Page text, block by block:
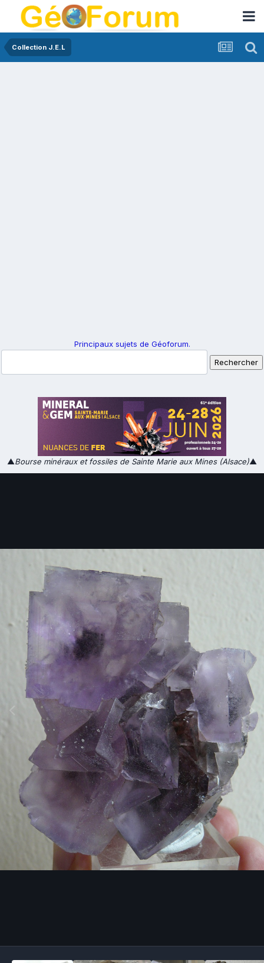
Collection J.E.L
Principaux sujets de Géoforum.
▲Bourse minéraux et fossiles de Sainte Marie aux Mines (Alsace)▲